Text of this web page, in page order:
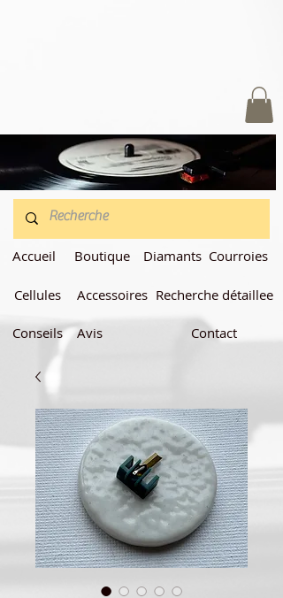
Accueil
Cellules
Conseils
Boutique
Accessoires
Avis
Diamants Courroies
Recherche détaillee
Contact